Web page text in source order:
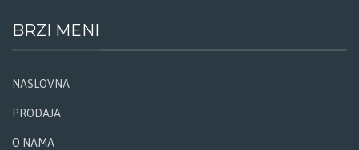
BRZI MENI
NASLOVNA
PRODAJA
O NAMA